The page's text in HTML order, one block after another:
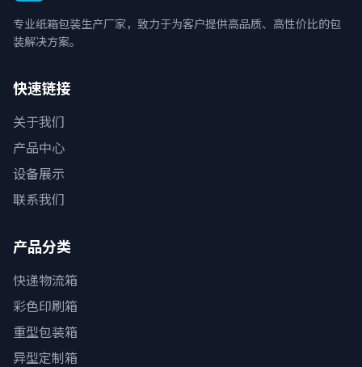
专业纸箱包装生产厂家，致力于为客户提供高品质、高性价比的包
装解决方案。
快速链接
关于我们
产品中心
设备展示
联系我们
产品分类
快递物流箱
彩色印刷箱
重型包装箱
异型定制箱